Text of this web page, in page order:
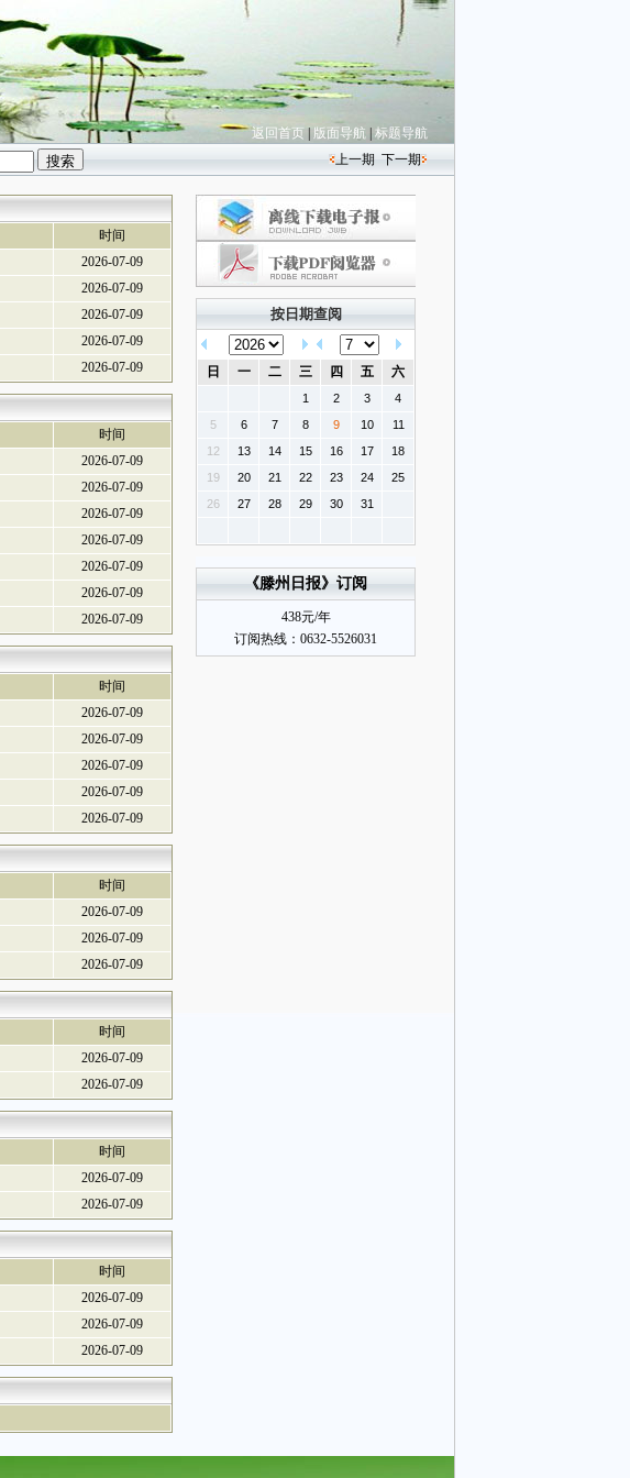
返回首页 版面导航 标题导航
上一期 下一期
时间
2026-07-09
2026-07-09
2026-07-09
2026-07-09
2026-07-09
时间
2026-07-09
2026-07-09
2026-07-09
2026-07-09
2026-07-09
2026-07-09
2026-07-09
时间
2026-07-09
2026-07-09
2026-07-09
2026-07-09
2026-07-09
时间
2026-07-09
2026-07-09
2026-07-09
时间
2026-07-09
2026-07-09
时间
2026-07-09
2026-07-09
时间
2026-07-09
2026-07-09
2026-07-09
按日期查阅
日 一 二 三 四 五 六
1 2 3
4
5
6 7 8 9 10
11
12
13 14 15 16 17
18
19
20 21 22 23 24
25
26
27 28 29 30 31